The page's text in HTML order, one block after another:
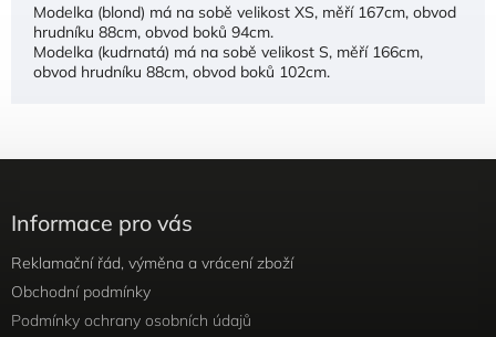
Modelka (blond) má na sobě velikost XS, měří 167cm, obvod
hrudníku 88cm, obvod boků 94cm.
Modelka (kudrnatá) má na sobě velikost S, měří 166cm,
obvod hrudníku 88cm, obvod boků 102cm.
Informace pro vás
Reklamační řád, výměna a vrácení zboží
Obchodní podmínky
Podmínky ochrany osobních údajů